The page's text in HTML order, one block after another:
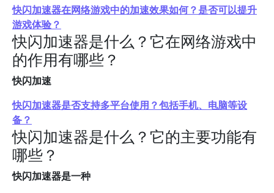
快闪加速器在网络游戏中的加速效果如何？是否可以提升
游戏体验？
快闪加速器是什么？它在网络游戏中
的作用有哪些？
快闪加速
快闪加速器是否支持多平台使用？包括手机、电脑等设
备？
快闪加速器是什么？它的主要功能有
哪些？
快闪加速器是一种